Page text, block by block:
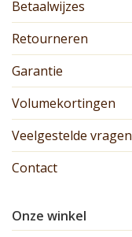
Betaalwijzes
Retourneren
Garantie
Volumekortingen
Veelgestelde vragen
Contact
Onze winkel